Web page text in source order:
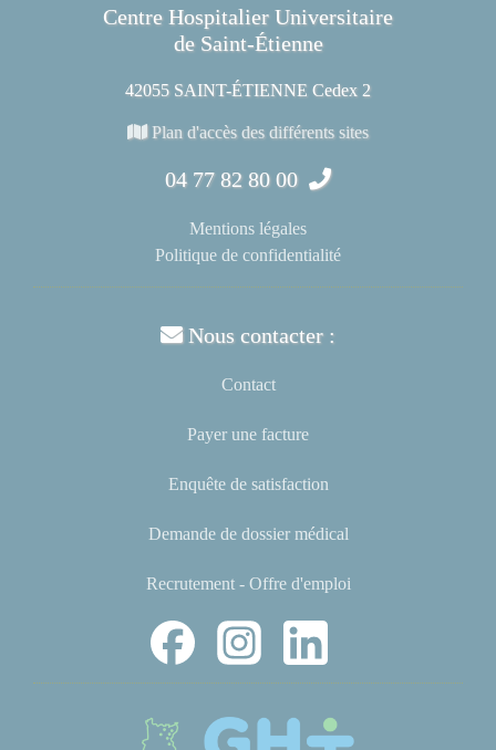
Centre Hospitalier Universitaire
de Saint-Étienne
42055 SAINT-ÉTIENNE Cedex 2
Plan d'accès des différents sites
04 77 82 80 00
Mentions légales
Politique de confidentialité
Nous contacter :
Contact
Payer une facture
Enquête de satisfaction
Demande de dossier médical
Recrutement - Offre d'emploi